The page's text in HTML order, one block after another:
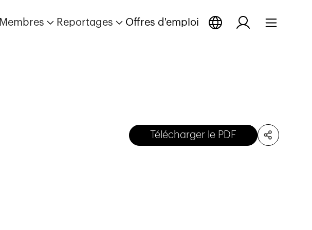
Membres Reportages Offres d'emploi
Télécharger le PDF